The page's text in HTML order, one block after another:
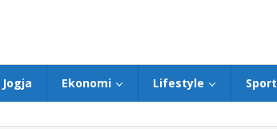
Jogja Ekonomi Lifestyle Sport